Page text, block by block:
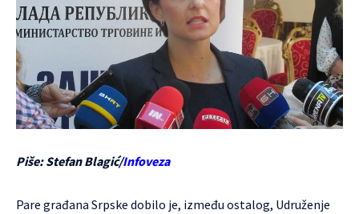
Piše: Stefan Blagić/Infoveza
Pare građana Srpske dobilo je, između ostalog, Udruženje